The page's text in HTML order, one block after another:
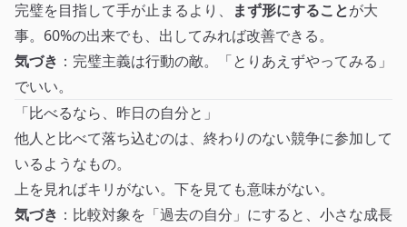
完璧を目指して手が止まるより、 まず形にすることが大
事。60%の出来でも、出してみれば改善できる。
気づき ：完璧主義は行動の敵。「とりあえずやってみる」
でいい。
「比べるなら、昨日の自分と」
他人と比べて落ち込むのは、終わりのない競争に参加して
いるようなもの。
上を見ればキリがない。下を見ても意味がない。
気づき ：比較対象を「過去の自分」にすると、小さな成長